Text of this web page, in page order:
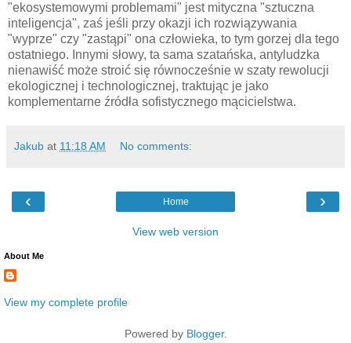
"ekosystemowymi problemami" jest mityczna "sztuczna
inteligencja", zaś jeśli przy okazji ich rozwiązywania
"wyprze" czy "zastąpi" ona człowieka, to tym gorzej dla tego
ostatniego. Innymi słowy, ta sama szatańska, antyludzka
nienawiść może stroić się równocześnie w szaty rewolucji
ekologicznej i technologicznej, traktując je jako
komplementarne źródła sofistycznego mącicielstwa.
Jakub at 11:18 AM No comments:
‹ ›
Home
View web version
About Me
View my complete profile
Powered by Blogger.